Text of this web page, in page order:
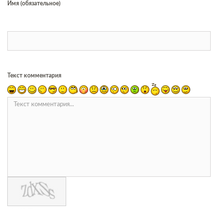
Имя (обязательное)
Текст комментария